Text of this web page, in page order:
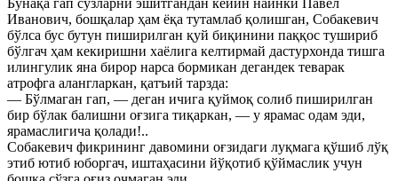
Бунақа гап сўзларни эшитгандан кейин наинки Павел
Иванович, бошқалар ҳам ёқа тутамлаб қолишган, Собакевич
бўлса бус бутун пиширилган қуй биқинини паққос тушириб
бўлгач ҳам кекиришни хаёлига келтирмай дастурхонда тишга
илингулик яна бирор нарса бормикан дегандек теварак
атрофга алангларкан, қатъий тарзда:
— Бўлмаган гап, — деган ичига қуймоқ солиб пиширилган
бир бўлак балишни оғзига тиқаркан, — у ярамас одам эди,
ярамаслигича қолади!..
Собакевич фикрининг давомини оғзидаги луқмага қўшиб лўқ
этиб ютиб юборгач, иштаҳасини йўқотиб қўймаслик учун